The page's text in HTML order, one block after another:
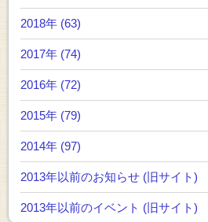
2018年 (63)
2017年 (74)
2016年 (72)
2015年 (79)
2014年 (97)
2013年以前のお知らせ (旧サイト)
2013年以前のイベント (旧サイト)